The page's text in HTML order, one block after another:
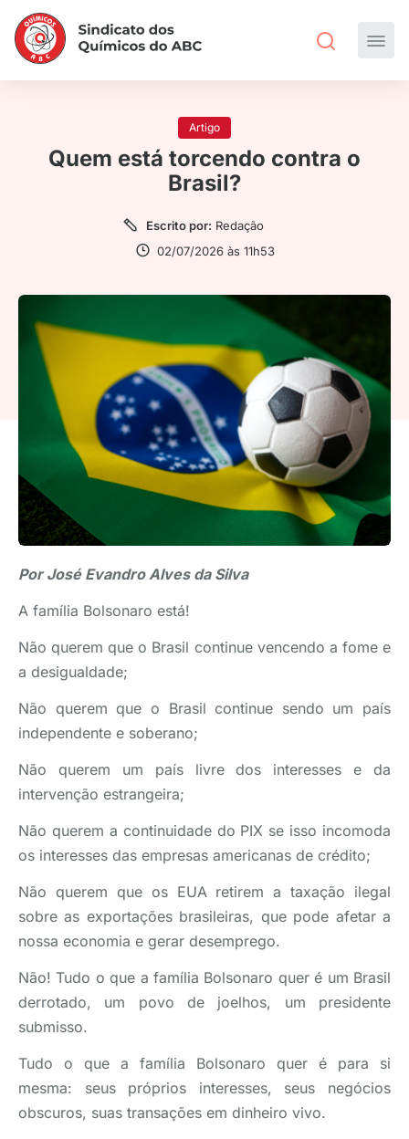
Artigo
Quem está torcendo contra o
Brasil?
Escrito por: Redação
02/07/2026 às 11h53
Por José Evandro Alves da Silva
A família Bolsonaro está!
Não querem que o Brasil continue vencendo a fome e
a desigualdade;
Não querem que o Brasil continue sendo um país
independente e soberano;
Não querem um país livre dos interesses e da
intervenção estrangeira;
Não querem a continuidade do PIX se isso incomoda
os interesses das empresas americanas de crédito;
Não querem que os EUA retirem a taxação ilegal
sobre as exportações brasileiras, que pode afetar a
nossa economia e gerar desemprego.
Não! Tudo o que a família Bolsonaro quer é um Brasil
derrotado, um povo de joelhos, um presidente
submisso.
Tudo o que a família Bolsonaro quer é para si
mesma: seus próprios interesses, seus negócios
obscuros, suas transações em dinheiro vivo.